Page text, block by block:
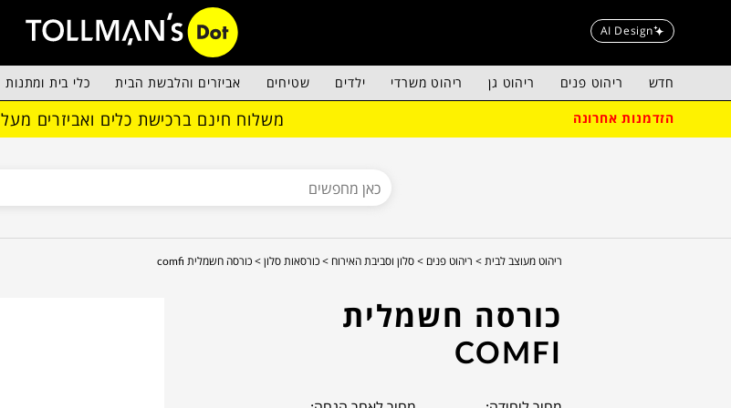
AI Design
חדש ריהוט פנים ריהוט גן ריהוט משרדי ילדים שטיחים אביזרים והלבשת הבית כלי בית ומתנות
הזדמנות אחרונה משלוח חינם ברכישת כלים ואביזרים מעל
ריהוט מעוצב לבית > ריהוט פנים > סלון וסביבת האירוח > כורסאות סלון > כורסה חשמלית comfi
כורסה חשמלית
COMFI